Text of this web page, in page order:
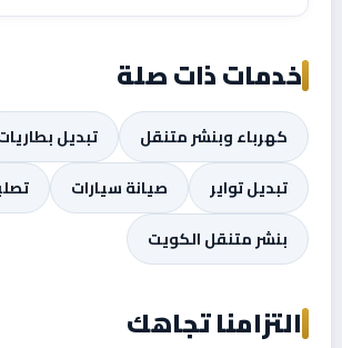
خدمات ذات صلة
كهرباء وبنشر متنقل
تبديل
تبديل تواير
صيانة سيارات
بنشر متنقل الكويت
التزامنا تجاهك